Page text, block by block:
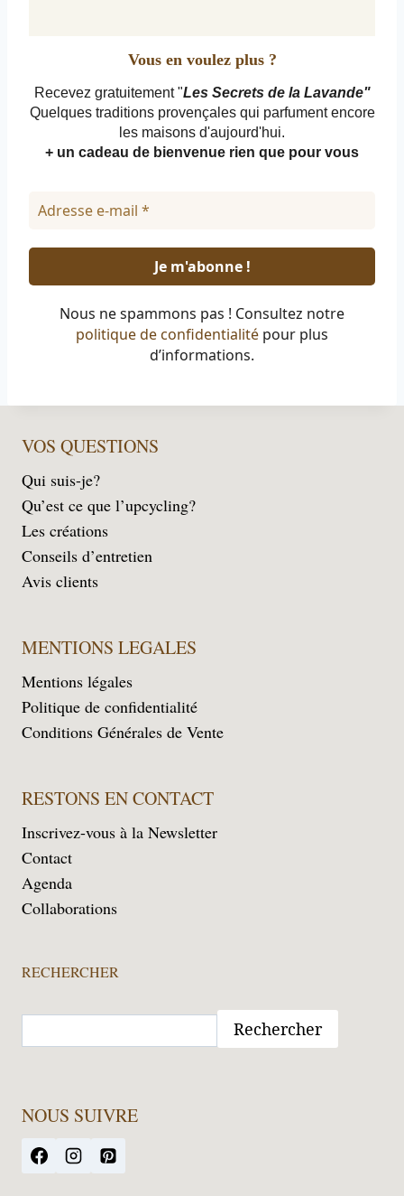
Vous en voulez plus ?
Recevez gratuitement "Les Secrets de la Lavande"
Quelques traditions provençales qui parfument encore
les maisons d'aujourd'hui.
+ un cadeau de bienvenue rien que pour vous
Nous ne spammons pas ! Consultez notre
politique de confidentialité pour plus
d’informations.
VOS QUESTIONS
Qui suis-je?
Qu’est ce que l’upcycling?
Les créations
Conseils d’entretien
Avis clients
MENTIONS LEGALES
Mentions légales
Politique de confidentialité
Conditions Générales de Vente
RESTONS EN CONTACT
Inscrivez-vous à la Newsletter
Contact
Agenda
Collaborations
RECHERCHER
Rechercher
NOUS SUIVRE